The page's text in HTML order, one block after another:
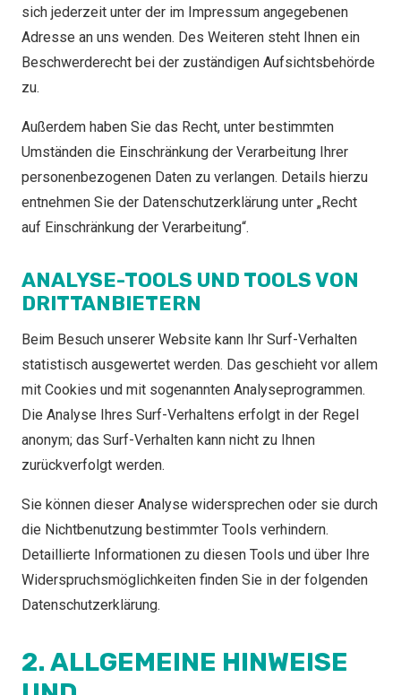
sich jederzeit unter der im Impressum angegebenen
Adresse an uns wenden. Des Weiteren steht Ihnen ein
Beschwerderecht bei der zuständigen Aufsichtsbehörde
zu.
Außerdem haben Sie das Recht, unter bestimmten
Umständen die Einschränkung der Verarbeitung Ihrer
personenbezogenen Daten zu verlangen. Details hierzu
entnehmen Sie der Datenschutzerklärung unter „Recht
auf Einschränkung der Verarbeitung“.
ANALYSE-TOOLS UND TOOLS VON
DRITTANBIETERN
Beim Besuch unserer Website kann Ihr Surf-Verhalten
statistisch ausgewertet werden. Das geschieht vor allem
mit Cookies und mit sogenannten Analyseprogrammen.
Die Analyse Ihres Surf-Verhaltens erfolgt in der Regel
anonym; das Surf-Verhalten kann nicht zu Ihnen
zurückverfolgt werden.
Sie können dieser Analyse widersprechen oder sie durch
die Nichtbenutzung bestimmter Tools verhindern.
Detaillierte Informationen zu diesen Tools und über Ihre
Widerspruchsmöglichkeiten finden Sie in der folgenden
Datenschutzerklärung.
2. ALLGEMEINE HINWEISE